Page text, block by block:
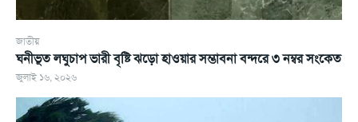
জাতীয়
ঘনীভূত লঘুচাপ ভারী বৃষ্টি ঝড়ো হাওয়ার সম্ভাবনা বন্দরে ৩ নম্বর সংকেত
জুলাই ১৬, ২০২৬